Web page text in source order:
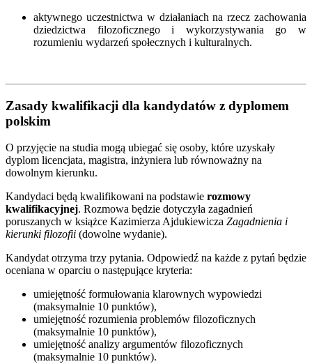
aktywnego uczestnictwa w działaniach na rzecz zachowania
dziedzictwa filozoficznego i wykorzystywania go w
rozumieniu wydarzeń społecznych i kulturalnych.
Zasady kwalifikacji dla kandydatów z dyplomem
polskim
O przyjęcie na studia mogą ubiegać się osoby, które uzyskały
dyplom licencjata, magistra, inżyniera lub równoważny na
dowolnym kierunku.
Kandydaci będą kwalifikowani na podstawie rozmowy
kwalifikacyjnej. Rozmowa będzie dotyczyła zagadnień
poruszanych w książce Kazimierza Ajdukiewicza Zagadnienia i
kierunki filozofii (dowolne wydanie).
Kandydat otrzyma trzy pytania. Odpowiedź na każde z pytań będzie
oceniana w oparciu o następujące kryteria:
umiejętność formułowania klarownych wypowiedzi
(maksymalnie 10 punktów),
umiejętność rozumienia problemów filozoficznych
(maksymalnie 10 punktów),
umiejętność analizy argumentów filozoficznych
(maksymalnie 10 punktów).